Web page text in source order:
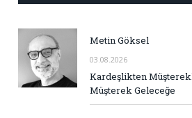
Metin Göksel
03.08.2026
Kardeşlikten
Müşterek Geleceğe